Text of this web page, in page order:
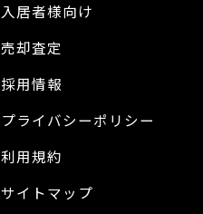
入居者様向け
売却査定
採用情報
プライバシーポリシー
利用規約
サイトマップ